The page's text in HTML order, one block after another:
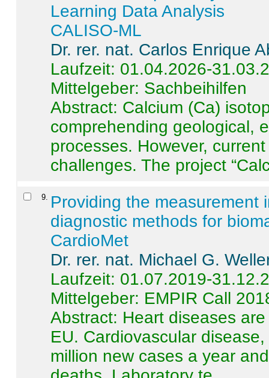
Learning Data Analysis
CALISO-ML
Dr. rer. nat. Carlos Enrique
Laufzeit: 01.04.2026-
Mittelgeber: Sachbeihilfen
Abstract: Calcium (Ca)
comprehending geological,
processes. However,
challenges. The project
9
Providing the measurement
diagnostic methods for
CardioMet
Dr. rer. nat. Michael G.
Laufzeit: 01.07.2019-
Mittelgeber: EMPIR Call
Abstract: Heart diseases
EU. Cardiovascular
million new cases a year